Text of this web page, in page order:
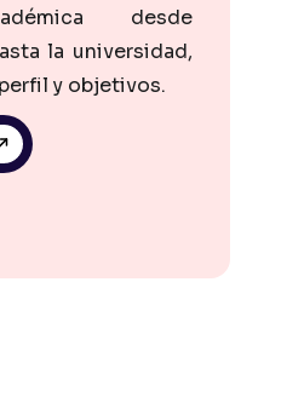
desde
la universidad,
y objetivos.